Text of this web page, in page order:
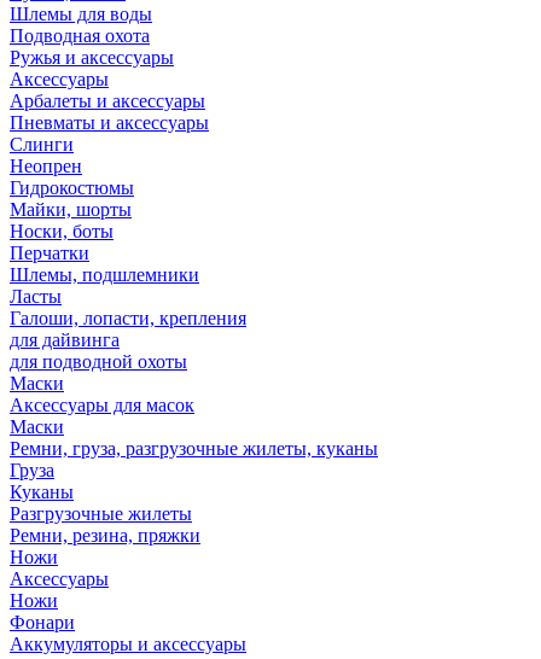
Шлемы для воды
Подводная охота
Ружья и аксессуары
Аксессуары
Арбалеты и аксессуары
Пневматы и аксессуары
Слинги
Неопрен
Гидрокостюмы
Майки, шорты
Носки, боты
Перчатки
Шлемы, подшлемники
Ласты
Галоши, лопасти, крепления
для дайвинга
для подводной охоты
Маски
Аксессуары для масок
Маски
Ремни, груза, разгрузочные жилеты, куканы
Груза
Куканы
Разгрузочные жилеты
Ремни, резина, пряжки
Ножи
Аксессуары
Ножи
Фонари
Аккумуляторы и аксессуары